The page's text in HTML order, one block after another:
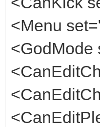
<Menu
<GodMode